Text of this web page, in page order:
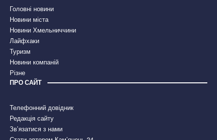
Головні новини
Новини міста
Новини Хмельниччини
Лайфхаки
Туризм
Новини компаній
Різне
ПРО САЙТ
Телефонний довідник
Редакція сайту
Зв’язатися з нами